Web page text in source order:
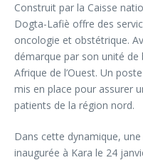
Construit par la Caisse
Dogta-Lafiè offre des
oncologie et obstétrique.
démarque par son unité
Afrique de l’Ouest. Un
mis en place pour assurer
patients de la région nord.
Dans cette dynamique,
inaugurée à Kara le 24